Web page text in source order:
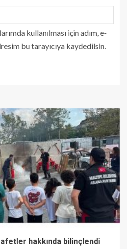
kullanılması için adım, e-
bu tarayıcıya kaydedilsin.
hakkında bilinçlendi